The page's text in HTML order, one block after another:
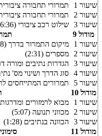
שיעור 1
תמרורי תחבורה ציבורית
שיעור 2
תמרורי תחבורה ציבורית
שיעור 3
שילוט רכב ציבורי (6:36)
מודול 9
שיעור 1
מיקום התמרור בדרך (6:48)
שיעור 2
מספרים (2:31)
שיעור 3
הגדרות נתיבים ומורה
שיעור 4
סוג הדרך ושינוי מס'
שיעור 5
תמרורים המתייחסים
מודול 10
שיעור 1
מבוא לרמזורים ומדרגות
שיעור 2
מכווני תנועה (5:07)
שיעור 3
הכוונה בנתיבים (1:28)
מודול 11